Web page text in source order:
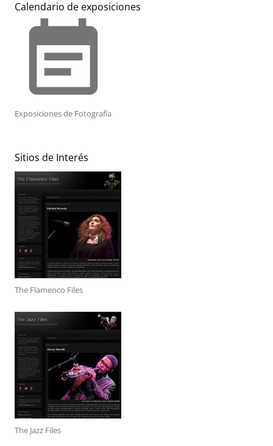
Calendario de exposiciones
event_note
Exposiciones de Fotografía
Sitios de Interés
The Flamenco Files
The Jazz Files